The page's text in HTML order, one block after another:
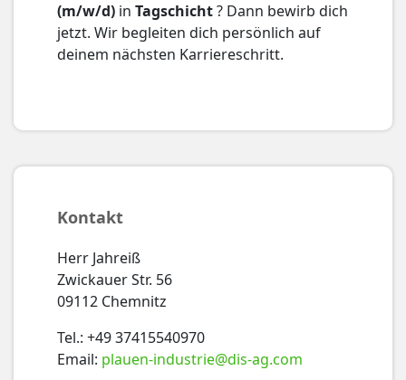
(m/w/d) in Tagschicht? Dann bewirb dich
jetzt. Wir begleiten dich persönlich auf
deinem nächsten Karriereschritt.
Kontakt
Herr Jahreiß
Zwickauer Str. 56
09112 Chemnitz
Tel.: +49 37415540970
Email: plauen-industrie@dis-ag.com